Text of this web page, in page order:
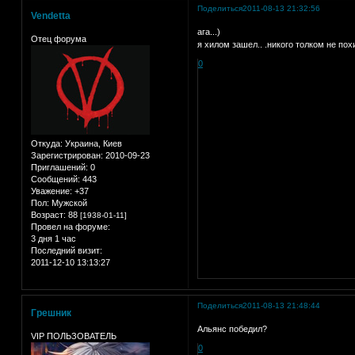
Поделиться2011-08-13 21:32:56
Vendetta
Отец форума
Откуда: Украина, Киев
Зарегистрирован: 2010-09-23
Приглашений: 0
Сообщений: 443
Уважение: +37
Пол: Мужской
Возраст: 88 [1938-01-11]
Провел на форуме:
3 дня 1 час
Последний визит:
2011-12-10 13:13:27
ага...)
я хилом зашел.. .никого толком не
0
Поделиться2011-08-13 21:48:44
Грешник
VIP ПОЛЬЗОВАТЕЛЬ
Альянс победил?
0